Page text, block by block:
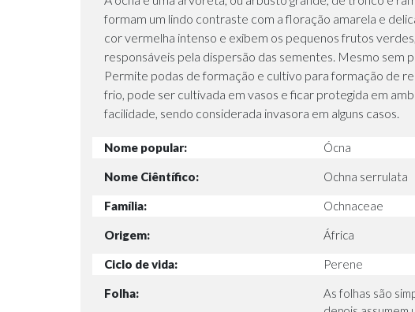
formam um lindo contraste com a floração amarela e
cor vermelha intenso e exibem os pequenos frutos
responsáveis pela dispersão das sementes. Mesmo sem
Permite podas de formação e cultivo para formação de
frio, pode ser cultivada em vasos e ficar protegida em
facilidade, sendo considerada invasora em alguns casos.
Nome popular: Ócna
Nome Ciêntífico: Ochna serrulata
Família: Ochnaceae
Origem: África
Ciclo de vida: Perene
Folha:
As folhas são